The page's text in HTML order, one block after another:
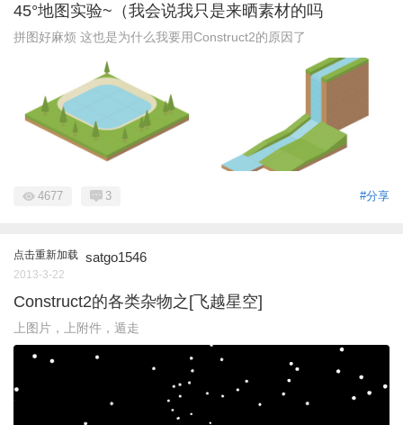
45°地图实验~（我会说我只是来晒素材的吗
拼图好麻烦 这也是为什么我要用Construct2的原因了
#分享
4677 3
点击重新加载 satgo1546
2013-3-22
Construct2的各类杂物之[飞越星空]
上图片，上附件，遁走